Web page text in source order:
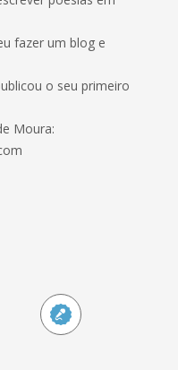
fazer um blog e
o seu primeiro
Moura: